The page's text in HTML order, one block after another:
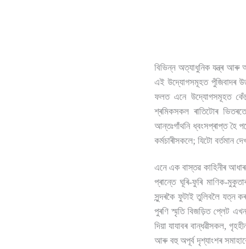
বিভিন্ন অত্যাধুনিক যন্ত্ৰ আৰু
এই উদ্যোগসমূহত পুঁজিবাদৰ
ফলত এনে উদ্যোগসমূহত
শ্ৰমিকসকল ৰাতিটোৰ
আন্তঃগাঁথনি ধ্বংসপ্ৰাপ্ত হৈ
কৰ্মচাৰীসকলে; যিটো বৰ্তমান
এনে এক বাস্তৱ কাহিনীৰ
প্ৰান্তে ঘূৰি-ফুৰি মাণিক-
সুন্দৰকৈ ফুটাই তুলিবলৈ যত্ন
পুৰণি স্মৃতি বিজড়িত প্লেট
দিয়া যাযাবৰ বান্ধৱীসকল,
আৰু বহু অপূৰ্ব দৃশ্যাংশৰ